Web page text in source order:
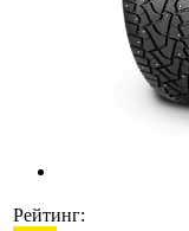
Рейтинг: